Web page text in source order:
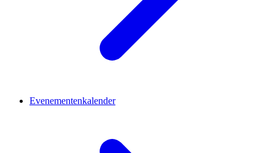
Evenementenkalender